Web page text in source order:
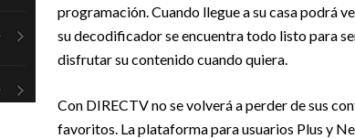
programación. Cuando llegue a su casa podrá
su decodificador se encuentra todo listo para
disfrutar su contenido cuando quiera.
Con DIRECTV no se volverá a perder de sus
favoritos. La plataforma para usuarios Plus y